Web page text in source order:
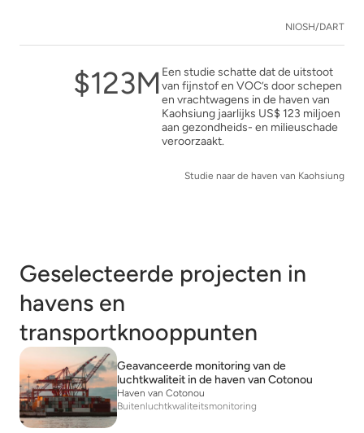
NIOSH/DART
$123M Een studie schatte dat de uitstoot
van fijnstof en VOC’s door schepen
en vrachtwagens in de haven van
Kaohsiung jaarlijks US$ 123 miljoen
aan gezondheids- en milieuschade
veroorzaakt.
Studie naar de haven van Kaohsiung
Geselecteerde projecten in
havens en
transportknooppunten
Geavanceerde monitoring van de
luchtkwaliteit in de haven van Cotonou
Haven van Cotonou
Buitenluchtkwaliteitsmonitoring